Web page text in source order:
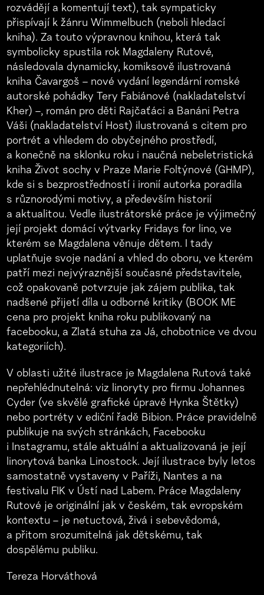
rozvádějí a komentují text), tak sympaticky
přispívají k žánru Wimmelbuch (neboli hledací
kniha). Za touto výpravnou knihou, která tak
symbolicky spustila rok Magdaleny Rutové,
následovala dynamicky, komiksově ilustrovaná
kniha Čavargoš – nové vydání legendární romské
autorské pohádky Tery Fabiánové (nakladatelství
Kher) –, román pro děti Rajčaťáci a Banáni Petra
Váši (nakladatelství Host) ilustrovaná s citem pro
portrét a vhledem do obyčejného prostředí,
a konečně na sklonku roku i naučná nebeletristická
kniha Život sochy v Praze Marie Foltýnové (GHMP),
kde si s bezprostředností i ironií autorka poradila
s různorodými motivy, a především historií
a aktualitou. Vedle ilustrátorské práce je výjimečný
její projekt domácí výtvarky Fridays for lino, ve
kterém se Magdalena věnuje dětem. I tady
uplatňuje svoje nadání a vhled do oboru, ve kterém
patří mezi nejvýraznější současné představitele,
což opakovaně potvrzuje jak zájem publika, tak
nadšené přijetí díla u odborné kritiky (BOOK ME
cena pro projekt kniha roku publikovaný na
facebooku, a Zlatá stuha za Já, chobotnice ve dvou
kategoriích).
V oblasti užité ilustrace je Magdalena Rutová také
nepřehlédnutelná: viz linoryty pro firmu Johannes
Cyder (ve skvělé grafické úpravě Hynka Štětky)
nebo portréty v ediční řadě Bibion. Práce pravidelně
publikuje na svých stránkách, Facebooku
i Instagramu, stále aktuální a aktualizovaná je její
linorytová banka Linostock. Její ilustrace byly letos
samostatně vystaveny v Paříži, Nantes a na
festivalu FIK v Ústí nad Labem. Práce Magdaleny
Rutové je originální jak v českém, tak evropském
kontextu – je netuctová, živá i sebevědomá,
a přitom srozumitelná jak dětskému, tak
dospělému publiku.
Tereza Horváthová